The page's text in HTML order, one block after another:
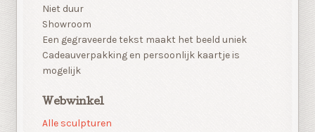
Niet duur
Showroom
Een gegraveerde tekst maakt het beeld uniek
Cadeauverpakking en persoonlijk kaartje is
mogelijk
Webwinkel
Alle sculpturen